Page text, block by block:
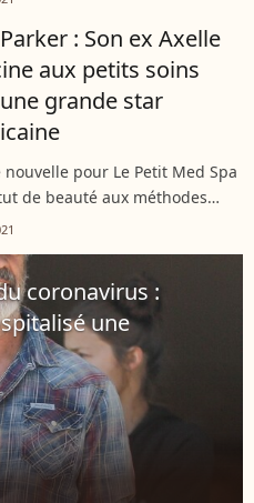
plusieurs stars dont les...
: Son ex Axelle
aux petits soins
grande star
nouvelle pour Le Petit Med Spa
de beauté aux méthodes
Francine a reçu la visite
anti-âge, le jeudi...
coronavirus :
une